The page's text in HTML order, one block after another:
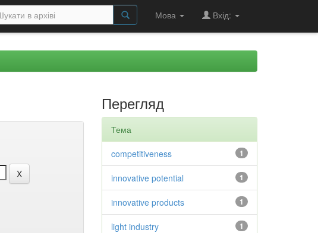
Мова Вхід:
Перегляд
Тема
1
competitiveness
1
innovative potential
1
innovative products
1
light industry